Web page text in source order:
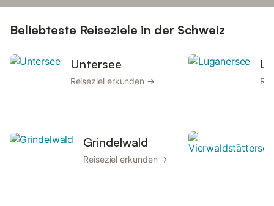
Beliebteste Reiseziele in der Schweiz
Untersee
Reiseziel erkunden →
Grindelwald
Reiseziel erkunden →